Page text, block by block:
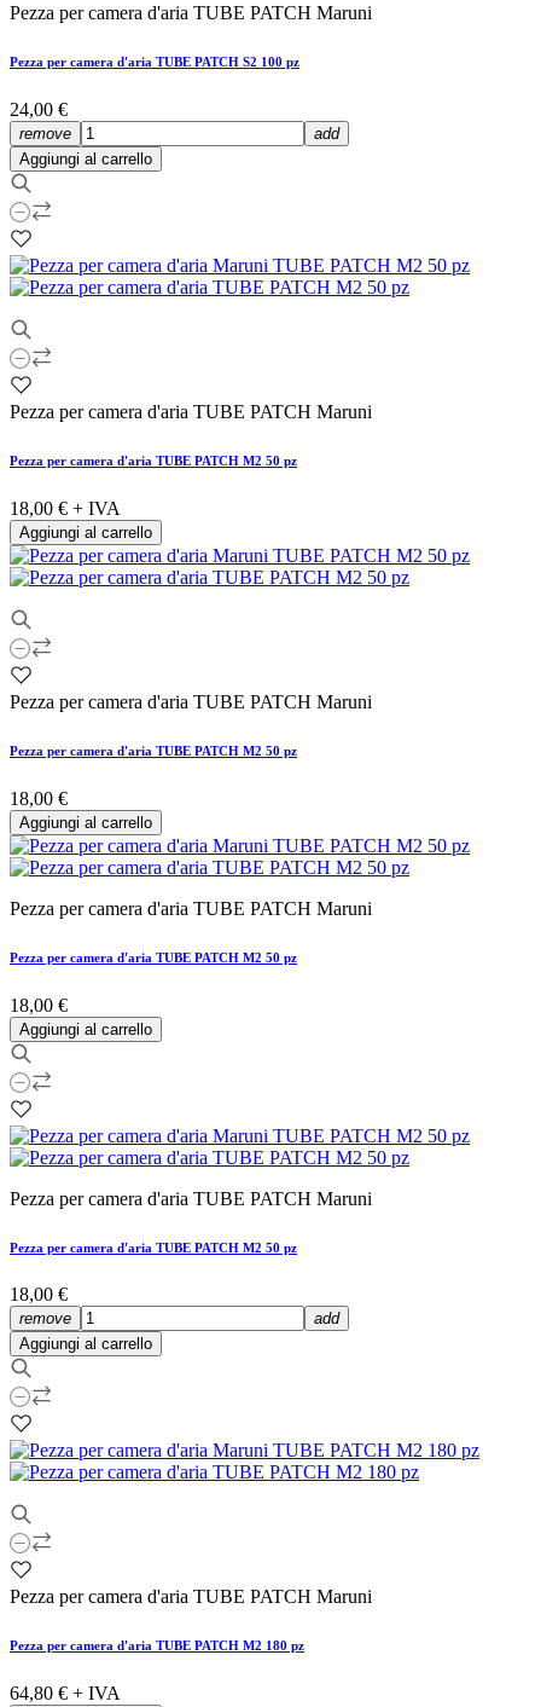
Pezza per camera d'aria TUBE PATCH Maruni
Pezza per camera d'aria TUBE PATCH S2 100 pz
24,00 €
remove
add
Aggiungi al carrello
Pezza per camera d'aria TUBE PATCH Maruni
Pezza per camera d'aria TUBE PATCH M2 50 pz
18,00 € + IVA
Aggiungi al carrello
Pezza per camera d'aria TUBE PATCH Maruni
Pezza per camera d'aria TUBE PATCH M2 50 pz
18,00 €
Aggiungi al carrello
Pezza per camera d'aria TUBE PATCH Maruni
Pezza per camera d'aria TUBE PATCH M2 50 pz
18,00 €
Aggiungi al carrello
Pezza per camera d'aria TUBE PATCH Maruni
Pezza per camera d'aria TUBE PATCH M2 50 pz
18,00 €
remove
add
Aggiungi al carrello
Pezza per camera d'aria TUBE PATCH Maruni
Pezza per camera d'aria TUBE PATCH M2 180 pz
64,80 € + IVA